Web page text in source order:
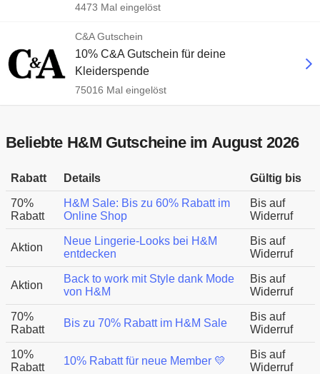
4473 Mal eingelöst
C&A Gutschein
10% C&A Gutschein für deine
Kleiderspende
75016 Mal eingelöst
Beliebte H&M Gutscheine im August 2026
Rabatt Details Gültig bis
70%
Rabatt
H&M Sale: Bis zu 60% Rabatt im
Online Shop
Bis auf
Widerruf
Aktion
Neue Lingerie-Looks bei H&M
entdecken
Bis auf
Widerruf
Aktion
Back to work mit Style dank Mode
von H&M
Bis auf
Widerruf
70%
Rabatt
Bis zu 70% Rabatt im H&M Sale
Bis auf
Widerruf
10%
Rabatt
10% Rabatt für neue Member 💛
Bis auf
Widerruf